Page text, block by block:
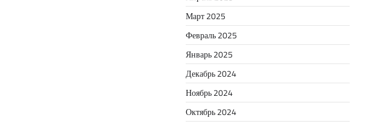
Март 2025
Февраль 2025
Январь 2025
Декабрь 2024
Ноябрь 2024
Октябрь 2024